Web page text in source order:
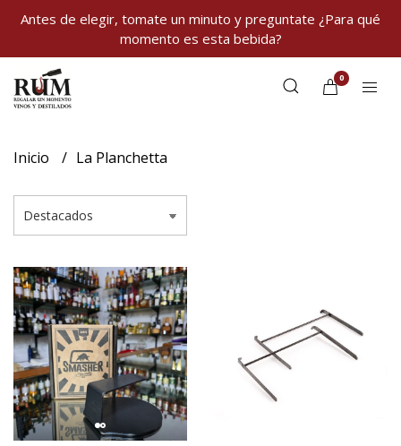
Antes de elegir, tomate un minuto y preguntate ¿Para qué
momento es esta bebida?
0
Inicio La Planchetta